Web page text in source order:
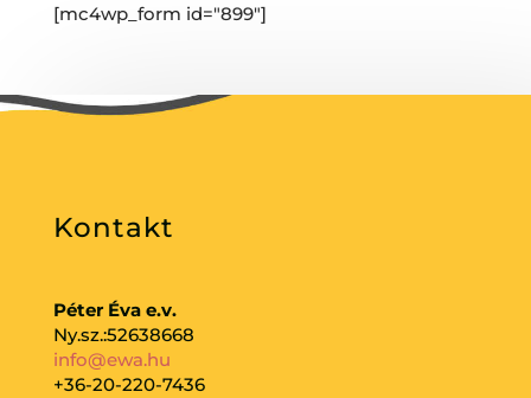
[mc4wp_form id="899"]
Kontakt
Péter Éva e.v.
Ny.sz.:52638668
info@ewa.hu
+36-20-220-7436